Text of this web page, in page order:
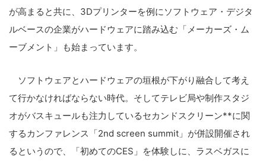
が高まると共に、3Dプリンターを例にソフトウェア・デジタ
ルベースの企業がハードウェアに踏み込む「メーカーズ・ム
ーブメント」も始まっています。
ソフトウェアとハードウェアの垣根が下がり融合して考え
て行かなければならない時代。そしてテレビ局や制作スタジ
オがバスキュールも注力しているセカンドスクリーン**に関
するカンファレンス「2nd screen summit」が併設開催され
るというので、「初めてのCES」を体験しに、ラスベガスに